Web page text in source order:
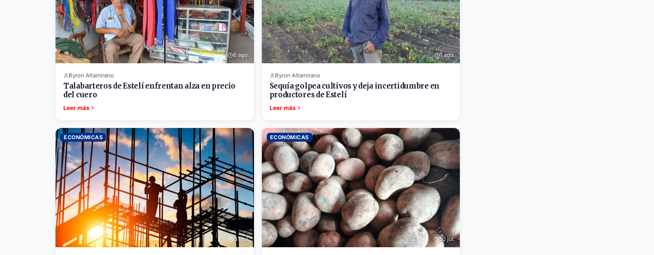
6 ago.
Byron Altamirano
Talabarteros de Estelí enfrentan alza en precio
del cuero
Leer más
1 ago.
Byron Altamirano
Sequía golpea cultivos y deja incertidumbre en
productores de Estelí
Leer más
ECONÓMICAS
31 jul.
ECONÓMICAS
30 jul.